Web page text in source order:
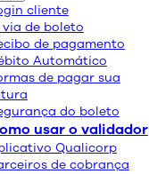
cliente
via de boleto
de pagamento
Automático
de pagar sua
do boleto
usar o validador
Qualicorp
de cobrança